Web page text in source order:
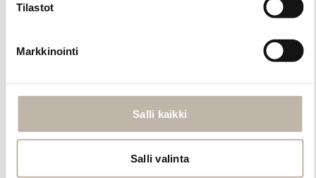
Tilastot
Markkinointi
Salli kaikki
Salli valinta
muotoilla kuten
kihartaa ja
180 asteen
pienempikin